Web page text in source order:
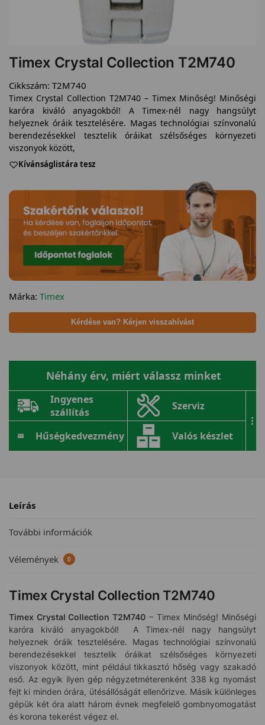
Timex Crystal Collection T2M740
Cikkszám: T2M740
Timex Crystal Collection T2M740 – Timex Minőség! Minőségi
karóra kiváló anyagokból! A Timex-nél nagy hangsúlyt
helyeznek óráik tesztelésére. Magas technológiai színvonalú
berendezésekkel tesztelik óráikat szélsőséges környezeti
viszonyok között,
Kívánságlistára tesz
Márka: Timex
Kérdése van? Kérjen visszahívást
Néhány érv, miért válassz minket
Ingyenes
szállítás
Szerviz
Hűségkedvezmény Valós készlet
...
Leírás
További információk
Vélemények 0
Timex Crystal Collection T2M740
Timex Crystal Collection T2M740 – Timex Minőség! Minőségi
karóra kiváló anyagokból! A Timex-nél nagy hangsúlyt
helyeznek óráik tesztelésére. Magas technológiai színvonalú
berendezésekkel tesztelik óráikat szélsőséges környezeti
viszonyok között, mint például tikkasztó hőség vagy szakadó
eső. Az egyik ilyen gép négyzetméterenként 338 kg nyomást
fejt ki minden órára, ütésállóságát ellenőrizve. Másik különleges
gépük két óra alatt három évnek megfelelő gombnyomogatást
és korona tekerést végez el.